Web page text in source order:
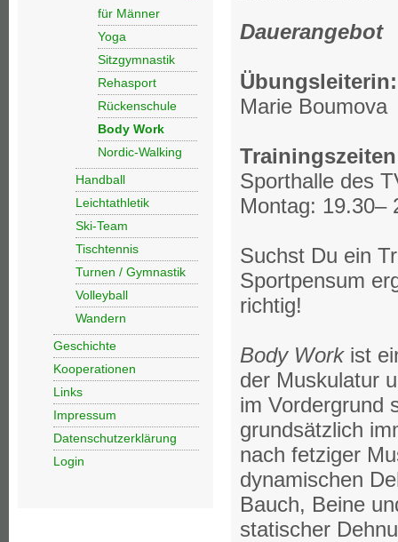
für Männer
Yoga
Sitzgymnastik
Rehasport
Rückenschule
Body Work
Nordic-Walking
Handball
Leichtathletik
Ski-Team
Tischtennis
Turnen / Gymnastik
Volleyball
Wandern
Geschichte
Kooperationen
Links
Impressum
Datenschutzerklärung
Login
Dauerangebot
Übungsleiterin:
Marie Boumova
Sporthalle des
Montag: 19.30–
Suchst Du ein
Sportpensum
richtig!
Body Workist
der Muskulatur
im Vordergrund
grundsätzlich
nach fetziger
dynamischen
Bauch, Beine
statischer